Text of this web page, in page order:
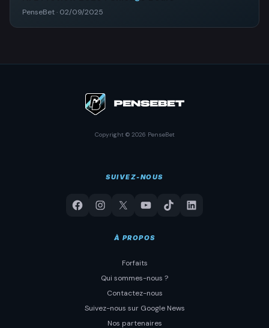
PenseBet · 02/09/2025
Copyright © 2026 PenseBet
SUIVEZ-NOUS
À PROPOS
Forfaits
Qui sommes-nous ?
Contactez-nous
Suivez-nous sur Google News
Nos partenaires